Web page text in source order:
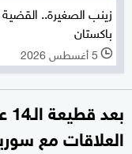
زينب الصغيرة..
باكستان
l 5 أغسطس 2026
العلاقات مع